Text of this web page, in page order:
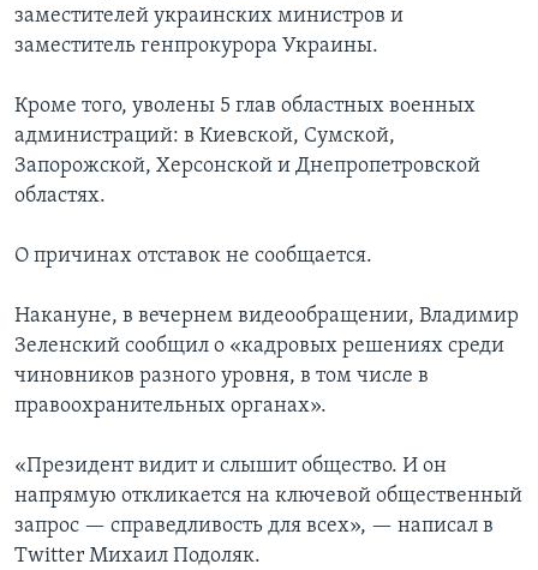
заместителей украинских министров и
заместитель генпрокурора Украины.
Кроме того, уволены 5 глав областных военных
администраций: в Киевской, Сумской,
Запорожской, Херсонской и Днепропетровской
областях.
О причинах отставок не сообщается.
Накануне, в вечернем видеообращении, Владимир
Зеленский сообщил о «кадровых решениях среди
чиновников разного уровня, в том числе в
правоохранительных органах».
«Президент видит и слышит общество. И он
напрямую откликается на ключевой общественный
запрос — справедливость для всех», — написал в
Twitter Михаил Подоляк.